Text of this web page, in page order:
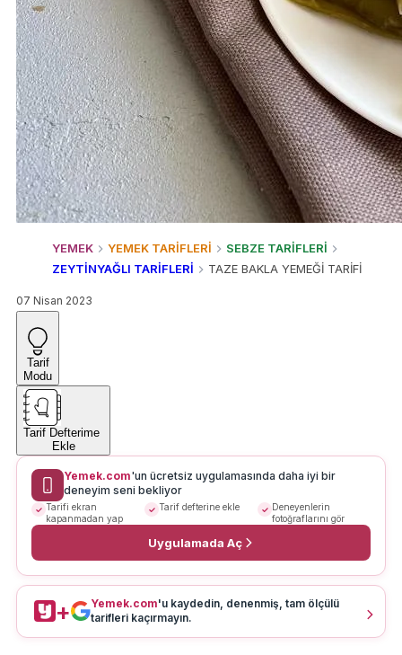
YEMEK YEMEK TARİFLERİ
SEBZE TARİFLERİ
ZEYTİNYAĞLI TARİFLERİ
TAZE BAKLA YEMEĞİ TARİFİ
07 Nisan 2023
Tarif
Modu
Tarif Defterime
Ekle
Yemek.com'un ücretsiz uygulamasında daha iyi bir
deneyim seni bekliyor
Tarifi ekran
kapanmadan yap
Tarif defterine ekle
Deneyenlerin
fotoğraflarını gör
Uygulamada Aç
+ Yemek.com'u kaydedin, denenmiş, tam ölçülü
tarifleri kaçırmayın.